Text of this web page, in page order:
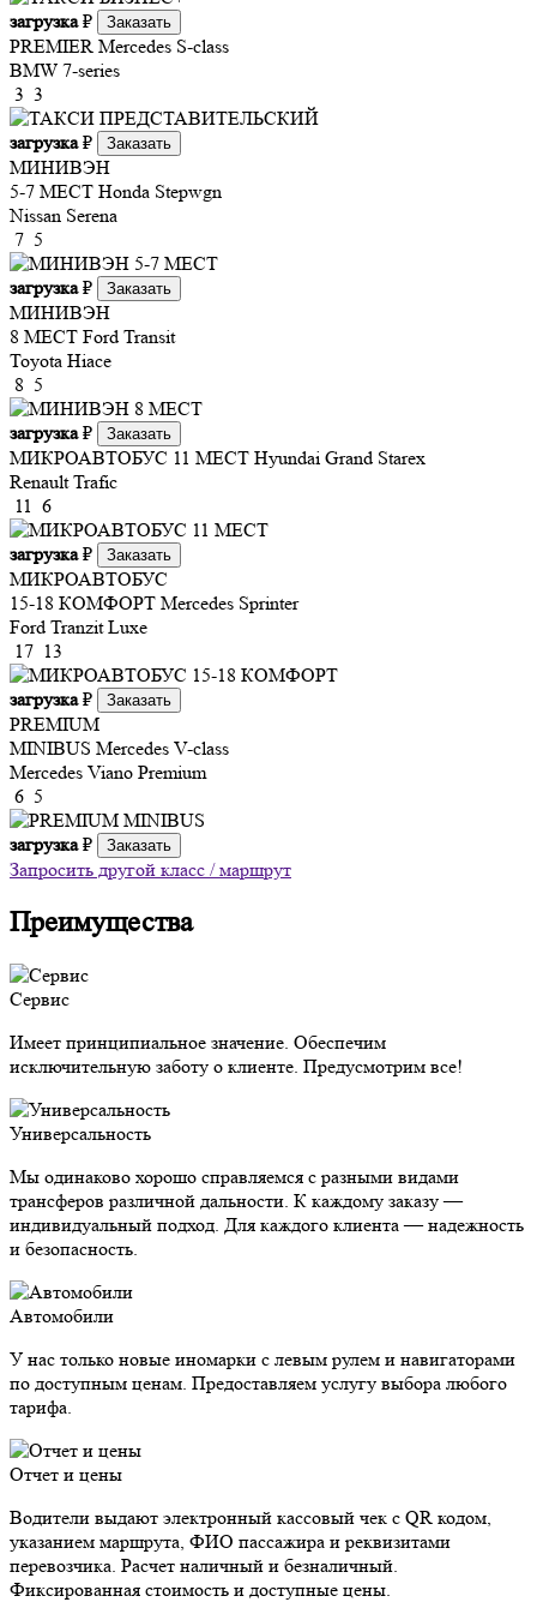
загрузка₽ Заказать
PREMIER Mercedes S-class
BMW 7-series
3 3
загрузка₽ Заказать
МИНИВЭН
5-7 МЕСТ Honda Stepwgn
Nissan Serena
7 5
загрузка₽ Заказать
МИНИВЭН
8 МЕСТ Ford Transit
Toyota Hiace
8 5
загрузка₽ Заказать
МИКРОАВТОБУС 11 МЕСТ Hyundai Grand Starex
Renault Trafic
11 6
загрузка₽ Заказать
МИКРОАВТОБУС
15-18 КОМФОРТ Mercedes Sprinter
Ford Tranzit Luxe
17 13
загрузка₽ Заказать
PREMIUM
MINIBUS Mercedes V-class
Mercedes Viano Premium
6 5
загрузка₽ Заказать
Запросить другой класс / маршрут
Преимущества
Сервис
Имеет принципиальное значение. Обеспечим
исключительную заботу о клиенте. Предусмотрим все!
Универсальность
Мы одинаково хорошо справляемся с разными видами
трансферов различной дальности. К каждому заказу —
индивидуальный подход. Для каждого клиента — надежность
и безопасность.
Автомобили
У нас только новые иномарки с левым рулем и навигаторами
по доступным ценам. Предоставляем услугу выбора любого
тарифа.
Отчет и цены
Водители выдают электронный кассовый чек с QR кодом,
указанием маршрута, ФИО пассажира и реквизитами
перевозчика. Расчет наличный и безналичный.
Фиксированная стоимость и доступные цены.